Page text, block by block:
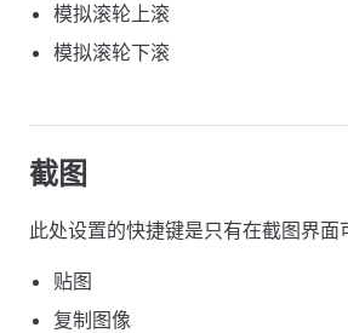
模拟滚轮上滚
模拟滚轮下滚
截图
此处设置的快捷键是只有在截图界面
贴图
复制图像